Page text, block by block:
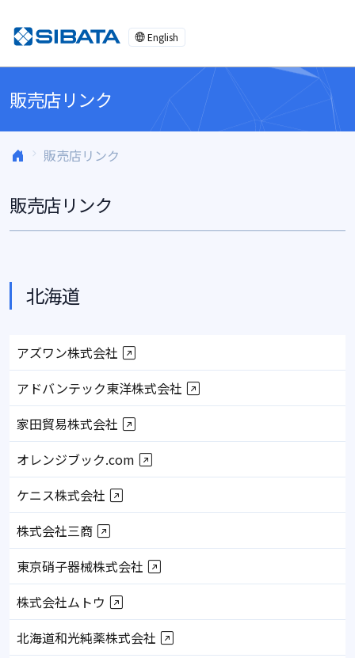
English
販売店リンク
販売店リンク
販売店リンク
北海道
アズワン株式会社
アドバンテック東洋株式会社
家田貿易株式会社
オレンジブック.com
ケニス株式会社
株式会社三商
東京硝子器械株式会社
株式会社ムトウ
北海道和光純薬株式会社